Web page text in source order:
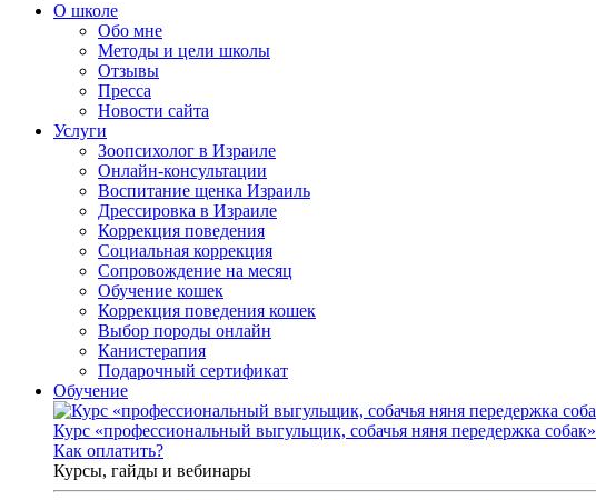
О школе
Обо мне
Методы и цели школы
Отзывы
Пресса
Новости сайта
Услуги
Зоопсихолог в Израиле
Онлайн-консультации
Воспитание щенка Израиль
Дрессировка в Израиле
Коррекция поведения
Социальная коррекция
Сопровождение на месяц
Обучение кошек
Коррекция поведения кошек
Выбор породы онлайн
Канистерапия
Подарочный сертификат
Обучение
Курс «профессиональный выгульщик, собачья няня передержка собак»
Как оплатить?
Курсы, гайды и вебинары